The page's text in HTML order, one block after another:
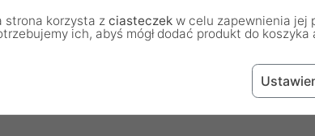
warunkach.
2, i 3
strona korzysta z ciasteczek w celu zapewnienia jej
ich, abyś mógł dodać produkt do